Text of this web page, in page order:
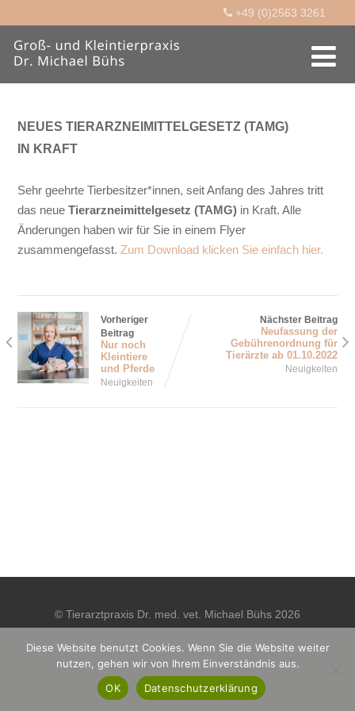
+49 (0)2563 3261
NEUES TIERARZNEIMITTELGESETZ (TAMG)
IN KRAFT
Sehr geehrte Tierbesitzer*innen, seit Anfang des Jahres tritt
das neue Tierarzneimittelgesetz (TAMG) in Kraft. Alle
Änderungen haben wir für Sie in einem Flyer
zusammengefasst. Zum Download klicken Sie einfach hier.
Vorheriger
Beitrag
Nur noch
Kleintiere
und Pferde
Neuigkeiten
Nächster Beitrag
Neufassung der
Gebührenordnung für
Tierärzte ab 01.10.2022
Neuigkeiten
© Tierarztpraxis Dr. med. vet. Michael Bühs 2026
Datenschutz Impressum
Diese Website benutzt Cookies. Wenn Sie die Website weiter
nutzen, gehen wir von Ihrem Einverständnis aus.
OK
Datenschutzerklärung